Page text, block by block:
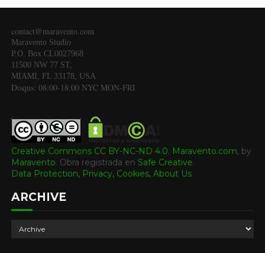
contact@maravento.com
Maravento Studio
P.O. Box CL0027968
11500 NW 77 ST,
MIAMI, FL 33178, USA
Disqus: 08:00-18:00 NYC MON-FRI
Creative Commons CC BY-NC-ND 4.0. Maravento.com, by
Maravento. Obra registrada en Safe Creative.
Data Protection, Privacy, Cookies, About Us
ARCHIVE